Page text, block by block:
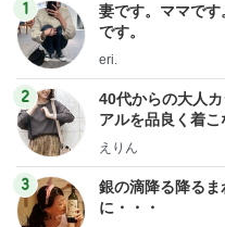
1
妻です。ママです
です。
eri.
2
40代からの大人
アルを品良く着こ
ファッションブロ
えりん
3
銀の滴降る降るま
に・・・